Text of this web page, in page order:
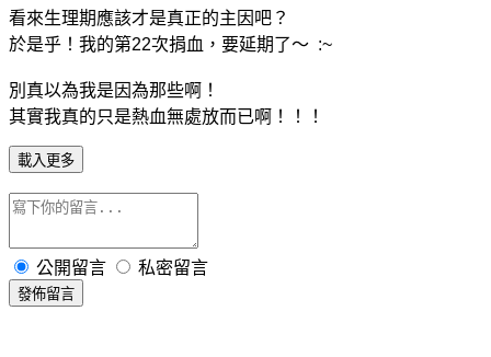
看來生理期應該才是真正的主因吧？
於是乎！我的第22次捐血，要延期了～ :~
別真以為我是因為那些啊！
其實我真的只是熱血無處放而已啊！！！
載入更多
公開留言 私密留言
發佈留言